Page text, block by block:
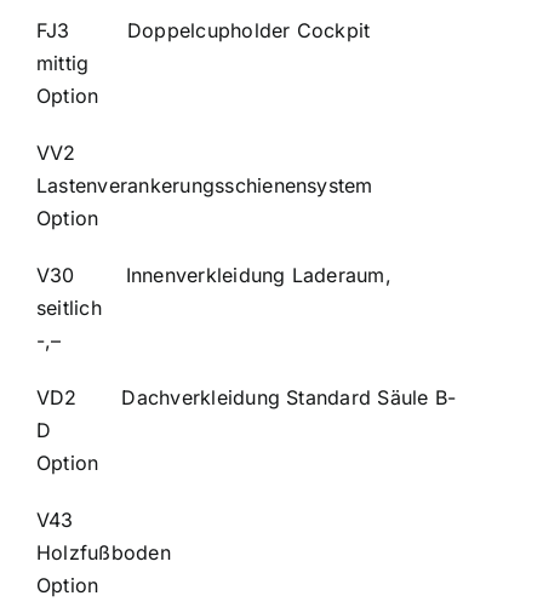
FJ3 Doppelcupholder Cockpit
Option
VV2
Option
V30 Innenverkleidung Laderaum,
-,–
VD2 Dachverkleidung Standard Säule B-
D
Option
V43
Option